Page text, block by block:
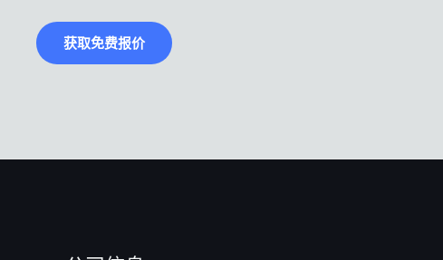
获取免费报价